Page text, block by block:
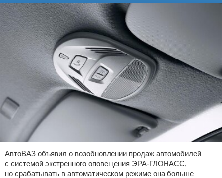
АвтоВАЗ объявил о возобновлении продаж автомобилей
с системой экстренного оповещения ЭРА-ГЛОНАСС,
но срабатывать в автоматическом режиме она больше